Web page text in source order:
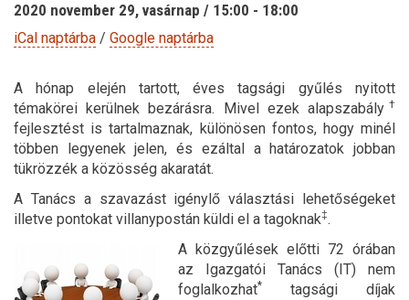
2020 november 29, vasárnap / 15:00 - 18:00
iCal naptárba / Google naptárba
A hónap elején tartott, éves tagsági gyűlés nyitott
témakörei kerülnek bezárásra. Mivel ezek alapszabály†
fejlesztést is tartalmaznak, különösen fontos, hogy minél
többen legyenek jelen, és ezáltal a határozatok jobban
tükrözzék a közösség akaratát.
A Tanács a szavazást igénylő választási lehetőségeket
illetve pontokat villanypostán küldi el a tagoknak‡.
A közgyűlések előtti 72 órában
az Igazgatói Tanács (IT) nem
foglalkozhat*
tagsági díjak